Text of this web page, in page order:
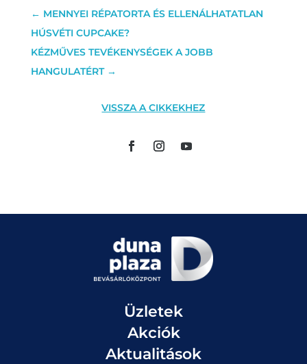
← MENNYEI RÉPATORTA ÉS ELLENÁLHATATLAN
HÚSVÉTI CUPCAKE?
KÉZMŰVES TEVÉKENYSÉGEK A JOBB
HANGULATÉRT→
VISSZA A CIKKEKHEZ
Üzletek
Akciók
Aktualitások